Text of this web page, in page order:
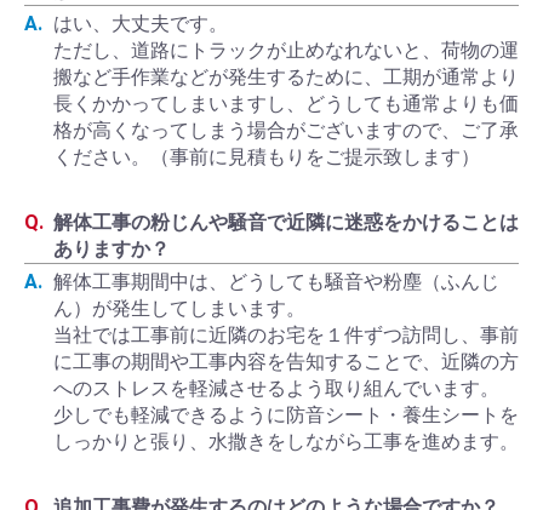
はい、大丈夫です。
ただし、道路にトラックが止めなれないと、荷物の運
搬など手作業などが発生するために、工期が通常より
長くかかってしまいますし、どうしても通常よりも価
格が高くなってしまう場合がございますので、ご了承
ください。（事前に見積もりをご提示致します）
解体工事の粉じんや騒音で近隣に迷惑をかけることは
ありますか？
解体工事期間中は、どうしても騒音や粉塵（ふんじ
ん）が発生してしまいます。
当社では工事前に近隣のお宅を１件ずつ訪問し、事前
に工事の期間や工事内容を告知することで、近隣の方
へのストレスを軽減させるよう取り組んでいます。
少しでも軽減できるように防音シート・養生シートを
しっかりと張り、水撒きをしながら工事を進めます。